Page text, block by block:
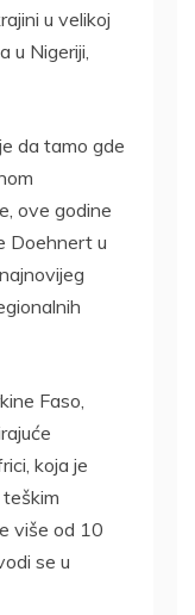
u velikoj
u Nigeriji,
da tamo gde
ove godine
Doehnert u
Faso,
koja je
više od 10
se u